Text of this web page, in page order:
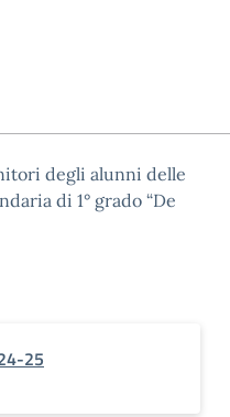
degli alunni delle
di 1° grado “De
25